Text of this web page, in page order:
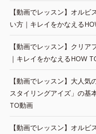
【動画でレッスン】オル
い方｜キレイをかなえる
【動画でレッスン】クリア
｜キレイをかなえるHOW
【動画でレッスン】大人
スタイリングアイズ」の基
TO動画
【動画でレッスン】オル